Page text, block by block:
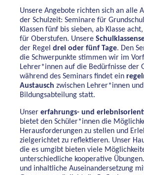
Unsere Angebote richten sich an alle
der Schulzeit: Seminare für
Klassen fünf bis sieben, ab Klasse
für Oberstufen. Unsere
der Regel drei oder fünf Tage. Den
die Schwerpunkte stimmen wir im
Lehrer*innen auf die Bedürfnisse der
während des Seminars findet ein
Austausch zwischen Lehrer*innen und
Bildungsabteilung statt.
Unser erfahrungs- und
bietet den Schüler*innen die
Herausforderungen zu stellen und
zielgerichtet zu reflektieren. Unser
die es umgibt bieten viele
unterschiedliche kooperative
und inhaltliche Auseinandersetzung